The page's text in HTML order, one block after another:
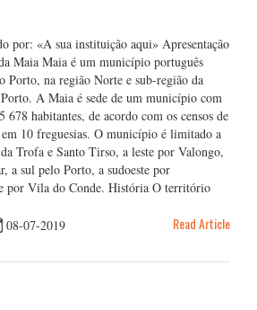
por: «A sua instituição aqui» Apresentação
Maia Maia é um município português
Porto, na região Norte e sub-região da
A Maia é sede de um município com
678 habitantes, de acordo com os censos de
10 freguesias. O município é limitado a
Trofa e Santo Tirso, a leste por Valongo,
a sul pelo Porto, a sudoeste por
por Vila do Conde. História O território
08-07-2019 Read Article